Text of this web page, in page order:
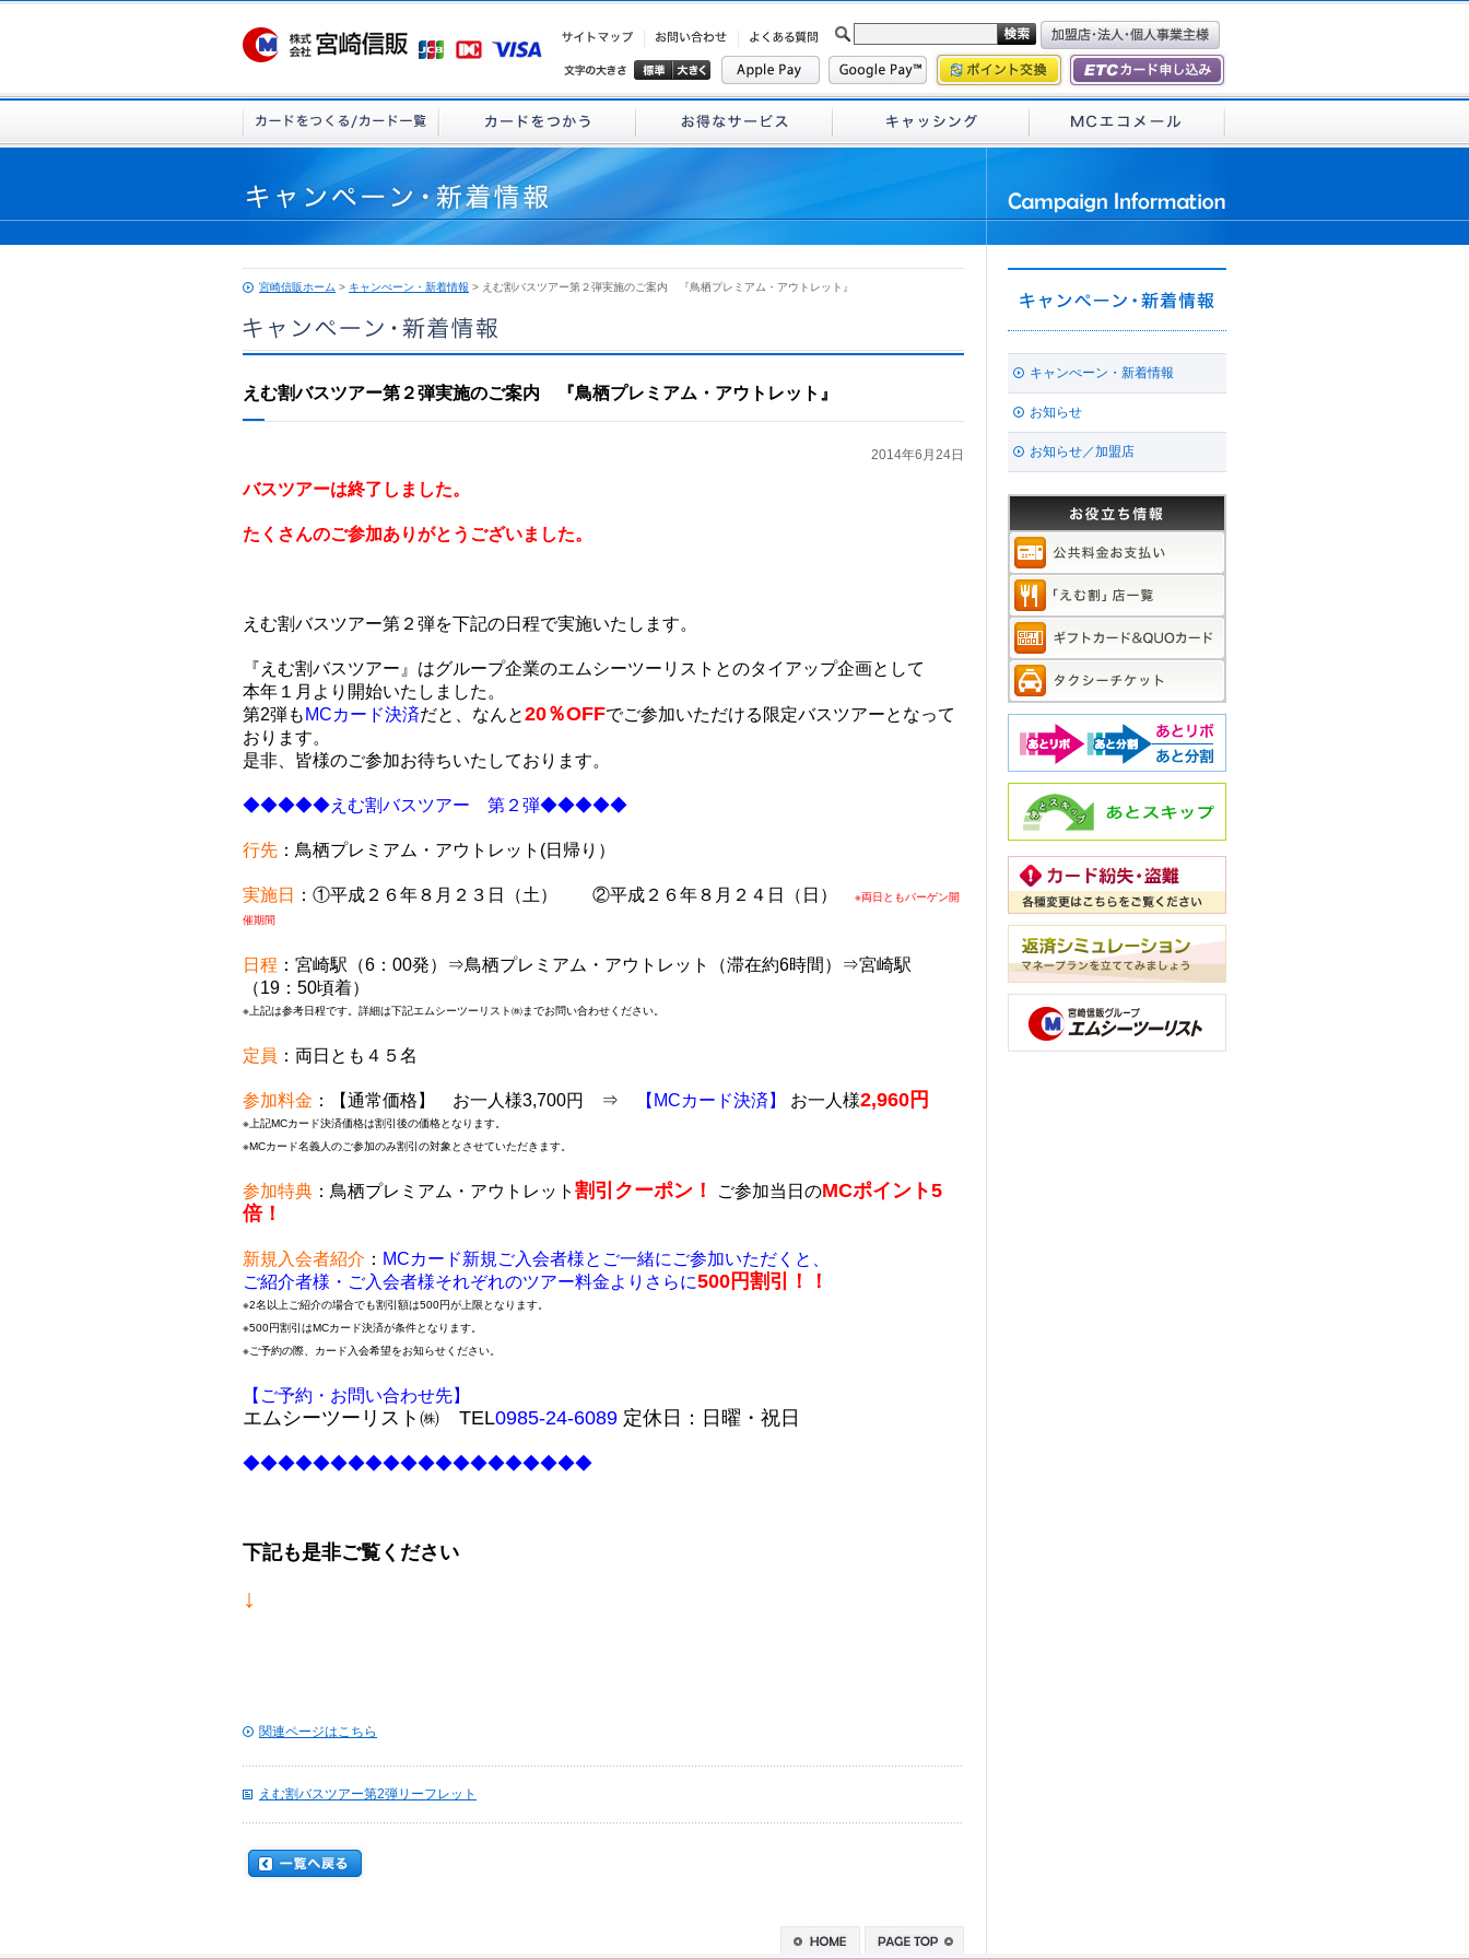
宮崎信販ホーム > キャンぺーン・新着情報 > えむ割バスツアー第２弾実施のご案内 『鳥栖プレミアム・アウトレット』
えむ割バスツアー第２弾実施のご案内 『鳥栖プレミアム・アウトレット』
2014年6月24日
バスツアーは終了しました。
たくさんのご参加ありがとうございました。
えむ割バスツアー第２弾を下記の日程で実施いたします。
『えむ割バスツアー』はグループ企業のエムシーツーリストとのタイアップ企画として
本年１月より開始いたしました。
第2弾も MCカード決済だと、なんと20％OFFでご参加いただける限定バスツアーとなって
おります。
是非、皆様のご参加お待ちいたしております。
◆◆◆◆◆えむ割バスツアー 第２弾◆◆◆◆◆
行先 ：鳥栖プレミアム・アウトレット(日帰り）
実施日 ：①平成２６年８月２３日（土） ②平成２６年８月２４日（日）
※両日ともバーゲン開
催期間
日程 ：宮崎駅（6：00発）⇒鳥栖プレミアム・アウトレット（滞在約6時間）⇒宮崎駅
（19：50頃着）
※上記は参考日程です。詳細は下記エムシーツーリスト㈱までお問い合わせください。
定員 ：両日とも４５名
参加料金 ：【通常価格】 お一人様3,700円 ⇒ 【MCカード決済】 お一人様2,960円
※上記MCカード決済価格は割引後の価格となります。
※MCカード名義人のご参加のみ割引の対象とさせていただきます。
参加特典 ：鳥栖プレミアム・アウトレット 割引クーポン！ ご参加当日のMCポイント5
倍！
新規入会者紹介 ： MCカード新規ご入会者様とご一緒にご参加いただくと、
ご紹介者様・ご入会者様それぞれのツアー料金よりさらに500円割引！！
※2名以上ご紹介の場合でも割引額は500円が上限となります。
※500円割引はMCカード決済が条件となります。
※ご予約の際、カード入会希望をお知らせください。
【ご予約・お問い合わせ先】
エムシーツーリスト㈱ TEL0985-24-6089 定休日：日曜・祝日
◆◆◆◆◆◆◆◆◆◆◆◆◆◆◆◆◆◆◆◆
下記も是非ご覧ください
↓
関連ページはこちら
えむ割バスツアー第2弾リーフレット
キャンぺーン・新着情報
お知らせ
お知らせ／加盟店